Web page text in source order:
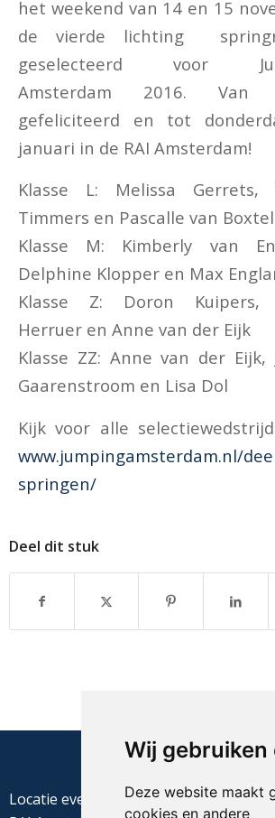
Wij gebruiken
Deze website maakt
cookies en andere
het weekend van 14 en 15
de vierde lichting
geselecteerd voor
Amsterdam 2016. Van
gefeliciteerd en tot
januari in de RAI Amsterdam!
Klasse L: Melissa Gerrets,
Timmers en Pascalle van Boxtel
Klasse M: Kimberly van
Delphine Klopper en Max
Klasse Z: Doron Kuipers,
Herruer en Anne van der Eijk
Klasse ZZ: Anne van der Eijk,
Gaarenstroom en Lisa Dol
Kijk voor alle
www.jumpingamsterdam.nl/
springen/
Deel dit stuk
Locatie evenement